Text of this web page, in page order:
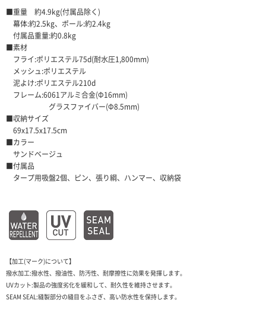
■重量 約4.9kg(付属品除く)
幕体:約2.5kg、ポール:約2.4kg
付属品重量:約0.8kg
■素材
フライ:ポリエステル75d(耐水圧1,800mm)
メッシュ:ポリエステル
泥よけ:ポリエステル210d
フレーム:6061アルミ合金(Φ16mm)
グラスファイバー(Φ8.5mm)
■収納サイズ
69x17.5x17.5cm
■カラー
サンドベージュ
■付属品
タープ用吸盤2個、ピン、張り綱、ハンマー、収納袋
【加工(マーク)について】
撥水加工:撥水性、撥油性、防汚性、耐摩擦性に効果を発揮します。
UVカット:製品の強度劣化を緩和して、耐久性を維持させます。
SEAM SEAL:縫製部分の縫目をふさぎ、高い防水性を保持します。